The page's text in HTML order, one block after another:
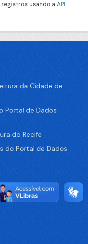
usando a API
da Cidade de
Portal de Dados
do Recife
do Portal de Dados